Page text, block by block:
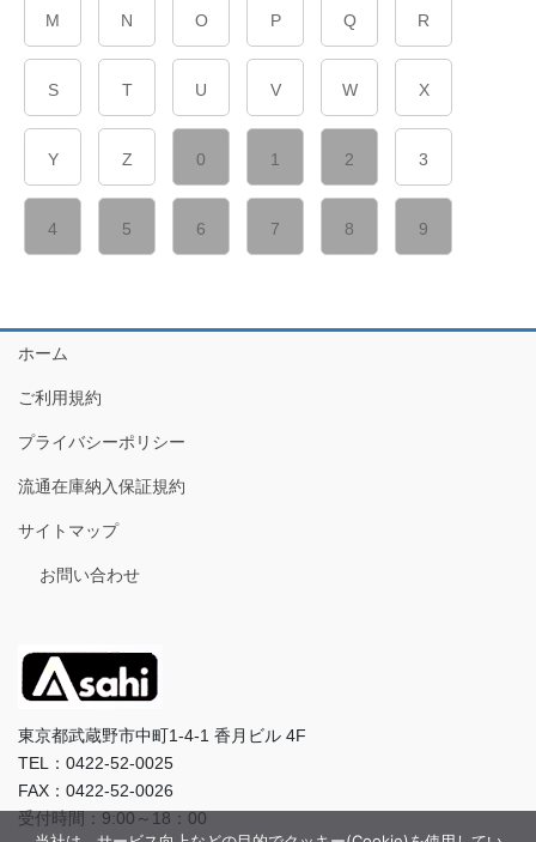
M N O P Q R
S T U V W X
Y Z 0 1 2 3
4 5 6 7 8 9
ホーム
ご利用規約
プライバシーポリシー
流通在庫納入保証規約
サイトマップ
お問い合わせ
東京都武蔵野市中町1-4-1 香月ビル 4F
TEL：0422-52-0025
FAX：0422-52-0026
受付時間：9:00～18：00